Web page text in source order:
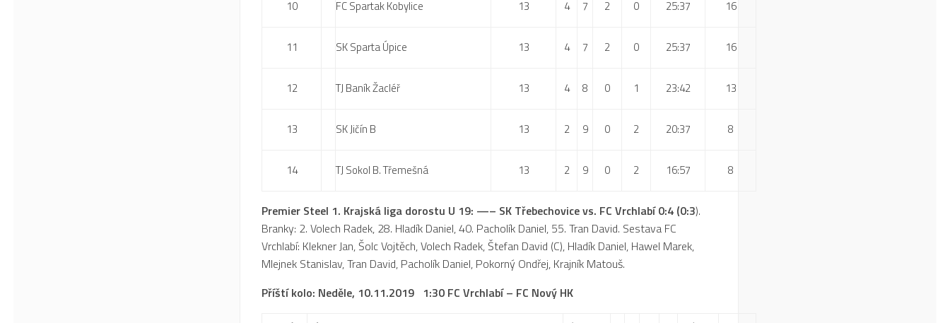
10 FC Spartak Kobylice 13 4 7 2 0 25:37 16
11 SK Sparta Úpice 13 4 7 2 0 25:37 16
12 TJ Baník Žacléř 13 4 8 0 1 23:42 13
13 SK Jičín B 13 2 9 0 2 20:37 8
14 TJ Sokol B. Třemešná 13 2 9 0 2 16:57 8
Premier Steel 1. Krajská liga dorostu U 19: —– SK Třebechovice vs. FC Vrchlabí 0:4 (0:3).
Branky: 2. Volech Radek, 28. Hladík Daniel, 40. Pacholík Daniel, 55. Tran David. Sestava FC
Vrchlabí: Klekner Jan, Šolc Vojtěch, Volech Radek, Štefan David (C), Hladík Daniel, Hawel Marek,
Mlejnek Stanislav, Tran David, Pacholík Daniel, Pokorný Ondřej, Krajník Matouš.
Příští kolo: Neděle, 10.11.2019 1:30 FC Vrchlabí – FC Nový HK